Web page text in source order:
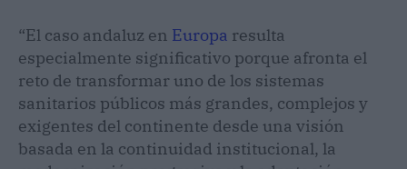
“El caso andaluz en Europa resulta
especialmente significativo porque afronta el
reto de transformar uno de los sistemas
sanitarios públicos más grandes, complejos y
exigentes del continente desde una visión
basada en la continuidad institucional, la